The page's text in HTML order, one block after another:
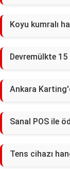
Koyu kumralı
Devremülkte 15
Ankara
Sanal POS ile
Tens cihazı